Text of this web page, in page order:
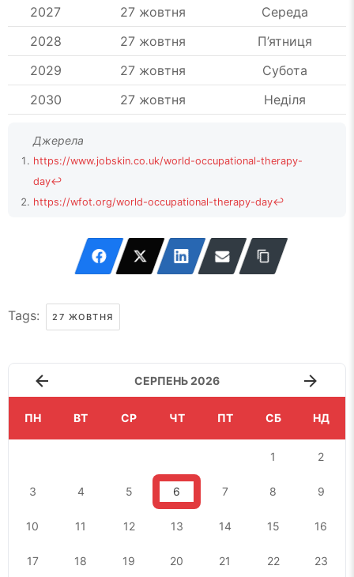
2027
27 жовтня
Середа
2028
27 жовтня
П’ятниця
2029
27 жовтня
Субота
2030
27 жовтня Неділя
https://www.jobskin.co.uk/world-occupational-therapy-
day↩
https://wfot.org/world-occupational-therapy-day↩
Tags: 27 ЖОВТНЯ
СЕРПЕНЬ 2026
ПН ВТ СР ЧТ ПТ СБ НД
1 2
3 4 5 6 7 8 9
10 11 12 13 14 15 16
17 18 19 20 21 22 23